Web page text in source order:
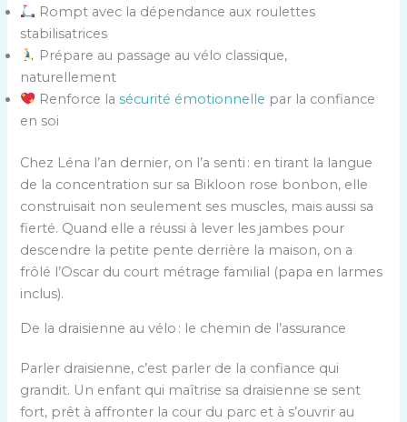
Rompt avec la dépendance aux roulettes
stabilisatrices
Prépare au passage au vélo classique,
naturellement
Renforce lasécurité émotionnelle par la confiance
en soi
Chez Léna l’an dernier, on l’a senti : en tirant la langue
de la concentration sur sa Bikloon rose bonbon, elle
construisait non seulement ses muscles, mais aussi sa
fierté. Quand elle a réussi à lever les jambes pour
descendre la petite pente derrière la maison, on a
frôlé l’Oscar du court métrage familial (papa en larmes
inclus).
De la draisienne au vélo : le chemin de l’assurance
Parler draisienne, c’est parler de la confiance qui
grandit. Un enfant qui maîtrise sa draisienne se sent
fort, prêt à affronter la cour du parc et à s’ouvrir au